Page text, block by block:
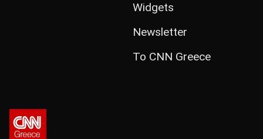
Widgets
Newsletter
Το CNN Greece